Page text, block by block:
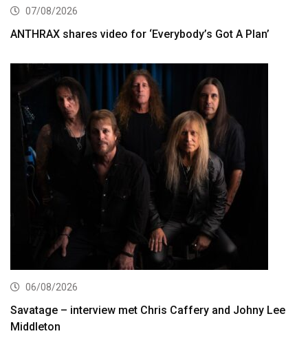
07/08/2026
ANTHRAX shares video for ‘Everybody’s Got A Plan’
06/08/2026
Savatage – interview met Chris Caffery and Johny Lee
Middleton